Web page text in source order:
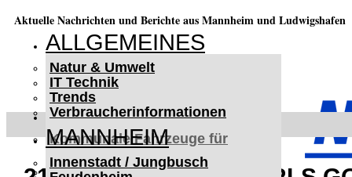
Aktuelle Nachrichten und Berichte aus Mannheim und Ludwigshafen
ALLGEMEINES
Natur & Umwelt
IT Technik
Trends
Verbraucherinformationen
MANNHEIM
Innenstadt / Jungbusch
< UKRAINE >
Kommunale Fahrzeuge für
Czernowitz
Nutzfahrzeuge für Czernowitz